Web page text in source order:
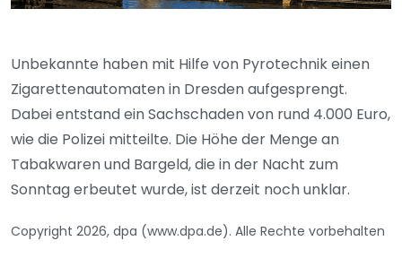
Unbekannte haben mit Hilfe von Pyrotechnik einen
Zigarettenautomaten in Dresden aufgesprengt.
Dabei entstand ein Sachschaden von rund 4.000 Euro,
wie die Polizei mitteilte. Die Höhe der Menge an
Tabakwaren und Bargeld, die in der Nacht zum
Sonntag erbeutet wurde, ist derzeit noch unklar.
Copyright 2026, dpa (www.dpa.de). Alle Rechte vorbehalten